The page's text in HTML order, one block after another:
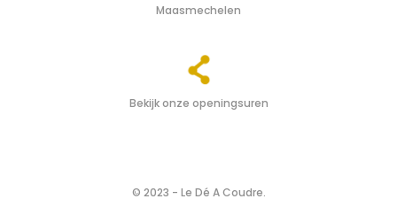
Maasmechelen
Bekijk onze openingsuren
© 2023 - Le Dé A Coudre.